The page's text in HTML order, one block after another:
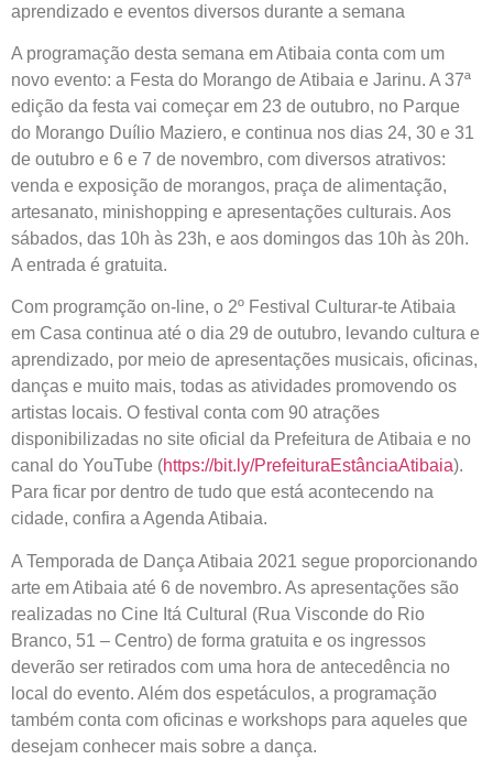
aprendizado e eventos diversos durante a semana
A programação desta semana em Atibaia conta com um
novo evento: a Festa do Morango de Atibaia e Jarinu. A 37ª
edição da festa vai começar em 23 de outubro, no Parque
do Morango Duílio Maziero, e continua nos dias 24, 30 e 31
de outubro e 6 e 7 de novembro, com diversos atrativos:
venda e exposição de morangos, praça de alimentação,
artesanato, minishopping e apresentações culturais. Aos
sábados, das 10h às 23h, e aos domingos das 10h às 20h.
A entrada é gratuita.
Com programção on-line, o 2º Festival Culturar-te Atibaia
em Casa continua até o dia 29 de outubro, levando cultura e
aprendizado, por meio de apresentações musicais, oficinas,
danças e muito mais, todas as atividades promovendo os
artistas locais. O festival conta com 90 atrações
disponibilizadas no site oficial da Prefeitura de Atibaia e no
canal do YouTube (https://bit.ly/PrefeituraEstânciaAtibaia).
Para ficar por dentro de tudo que está acontecendo na
cidade, confira a Agenda Atibaia.
A Temporada de Dança Atibaia 2021 segue proporcionando
arte em Atibaia até 6 de novembro. As apresentações são
realizadas no Cine Itá Cultural (Rua Visconde do Rio
Branco, 51 – Centro) de forma gratuita e os ingressos
deverão ser retirados com uma hora de antecedência no
local do evento. Além dos espetáculos, a programação
também conta com oficinas e workshops para aqueles que
desejam conhecer mais sobre a dança.